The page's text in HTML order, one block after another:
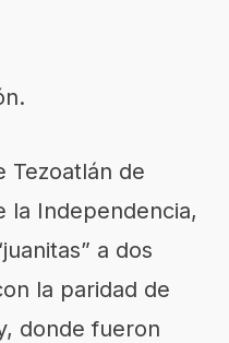
Tezoatlán de
la Independencia,
a dos
la paridad de
donde fueron